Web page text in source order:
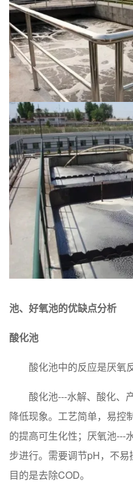
酸化池、
池、好氧池的优缺点分析
酸化池
酸化池中的反应是厌氧反
酸化池---水解、酸化、
降低现象。工艺简单，易控
的提高可生化性；厌氧池---
步进行。需要调节pH，不易
目的是去除COD。